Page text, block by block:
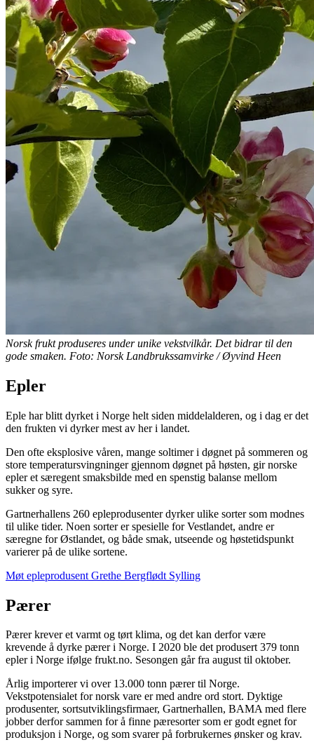
Norsk frukt produseres under unike vekstvilkår. Det bidrar til den
gode smaken. Foto: Norsk Landbrukssamvirke / Øyvind Heen
Epler
Eple har blitt dyrket i Norge helt siden middelalderen, og i dag er det
den frukten vi dyrker mest av her i landet.
Den ofte eksplosive våren, mange soltimer i døgnet på sommeren og
store temperatursvingninger gjennom døgnet på høsten, gir norske
epler et særegent smaksbilde med en spenstig balanse mellom
sukker og syre.
Gartnerhallens 260 epleprodusenter dyrker ulike sorter som modnes
til ulike tider. Noen sorter er spesielle for Vestlandet, andre er
særegne for Østlandet, og både smak, utseende og høstetidspunkt
varierer på de ulike sortene.
Møt epleprodusent Grethe Bergflødt Sylling
Pærer
Pærer krever et varmt og tørt klima, og det kan derfor være
krevende å dyrke pærer i Norge. I 2020 ble det produsert 379 tonn
epler i Norge ifølge frukt.no. Sesongen går fra august til oktober.
Årlig importerer vi over 13.000 tonn pærer til Norge.
Vekstpotensialet for norsk vare er med andre ord stort. Dyktige
produsenter, sortsutviklingsfirmaer, Gartnerhallen, BAMA med flere
jobber derfor sammen for å finne pæresorter som er godt egnet for
produksjon i Norge, og som svarer på forbrukernes ønsker og krav.